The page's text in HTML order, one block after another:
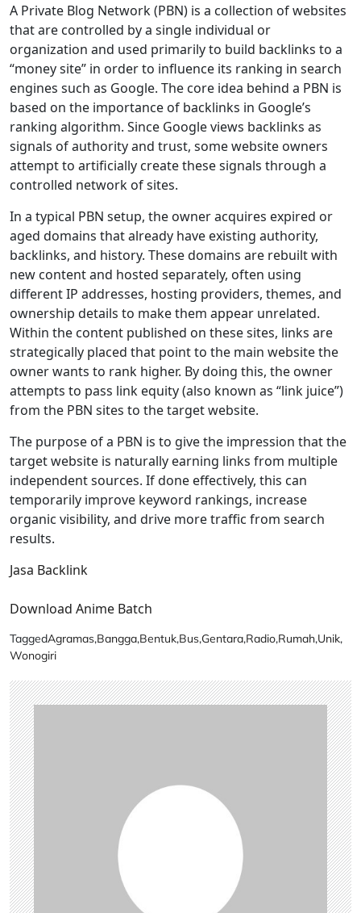
A Private Blog Network (PBN) is a collection of websites
that are controlled by a single individual or
organization and used primarily to build backlinks to a
“money site” in order to influence its ranking in search
engines such as Google. The core idea behind a PBN is
based on the importance of backlinks in Google’s
ranking algorithm. Since Google views backlinks as
signals of authority and trust, some website owners
attempt to artificially create these signals through a
controlled network of sites.
In a typical PBN setup, the owner acquires expired or
aged domains that already have existing authority,
backlinks, and history. These domains are rebuilt with
new content and hosted separately, often using
different IP addresses, hosting providers, themes, and
ownership details to make them appear unrelated.
Within the content published on these sites, links are
strategically placed that point to the main website the
owner wants to rank higher. By doing this, the owner
attempts to pass link equity (also known as “link juice”)
from the PBN sites to the target website.
The purpose of a PBN is to give the impression that the
target website is naturally earning links from multiple
independent sources. If done effectively, this can
temporarily improve keyword rankings, increase
organic visibility, and drive more traffic from search
results.
Jasa Backlink
Download Anime Batch
TaggedAgramas,Bangga,Bentuk,Bus,Gentara,Radio,Rumah,Unik,
Wonogiri